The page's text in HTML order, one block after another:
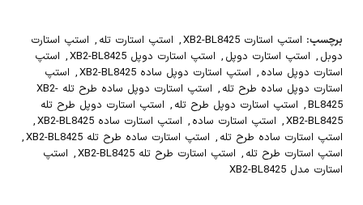
برچسب: استپ استارت XB2-BL8425 , استپ استارت تله , استپ استارت
دوبل , استپ استارت دوپل , استپ استارت دوپل XB2-BL8425 , استپ
استارت دوپل ساده , استپ استارت دوپل ساده XB2-BL8425 , استپ
استارت دوپل ساده طرح تله ,
استپ استارت دوپل ساده طرح تله XB2-
BL8425
, استپ استارت دوپل طرح تله , استپ استارت دوپل طرح تله
XB2-BL8425
, استپ استارت ساده , استپ استارت ساده XB2-BL8425
,
استپ استارت ساده طرح تله , استپ استارت ساده طرح تله XB2-BL8425
,
استپ استارت طرح تله , استپ استارت طرح تله XB2-BL8425 , استپ
استارت مدل XB2-BL8425